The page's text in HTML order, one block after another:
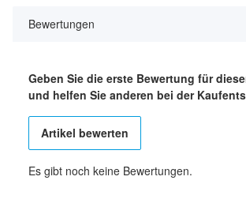
Bewertungen
Geben Sie die erste Bewertung für
und helfen Sie anderen bei der
Artikel bewerten
Es gibt noch keine Bewertungen.